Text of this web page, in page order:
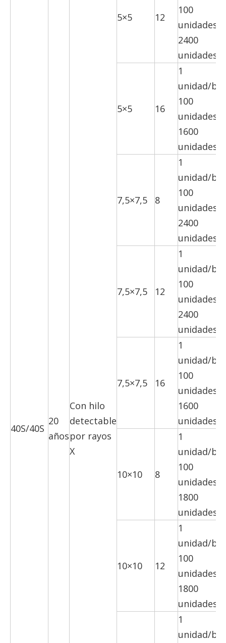
40S/40S
20
años
Con hilo
detectable
por rayos
X
5×5 12
100
unidades/
2400
unidades/
5×5 16
1
unidad/
100
unidades/
1600
unidades/
7,5×7,5 8
1
unidad/
100
unidades/
2400
unidades/
7,5×7,5 12
1
unidad/
100
unidades/
2400
unidades/
7,5×7,5 16
1
unidad/
100
unidades/
1600
unidades/
10×10 8
1
unidad/
100
unidades/
1800
unidades/
10×10 12
1
unidad/
100
unidades/
1800
unidades/
1
unidad/